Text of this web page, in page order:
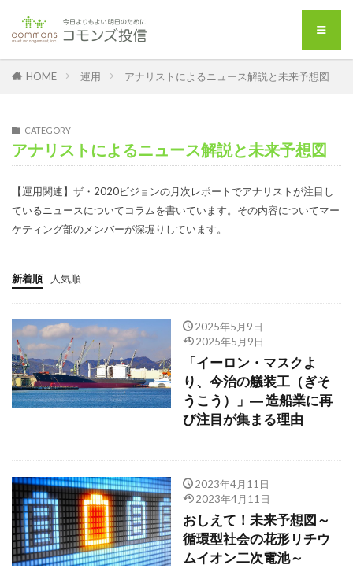
HOME 運用 アナリストによるニュース解説と未来予想図
CATEGORY
アナリストによるニュース解説と未来予想図
【運用関連】ザ・2020ビジョンの月次レポートでアナリストが注目し
ているニュースについてコラムを書いています。その内容についてマー
ケティング部のメンバーが深堀りしています。
新着順 人気順
2025年5月9日
2025年5月9日
「イーロン・マスクよ
り、今治の艤装工（ぎそ
うこう）」― 造船業に再
び注目が集まる理由
2023年4月11日
2023年4月11日
おしえて！未来予想図～
循環型社会の花形リチウ
ムイオン二次電池～